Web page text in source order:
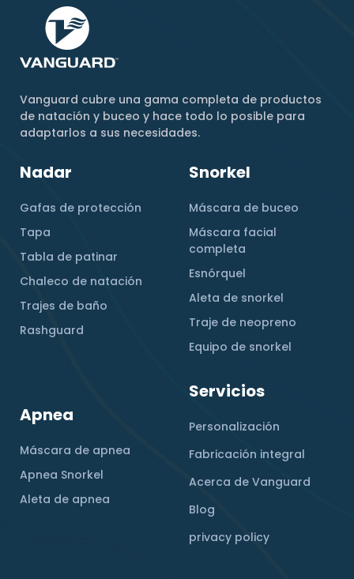
Vanguard cubre una gama completa de productos
de natación y buceo y hace todo lo posible para
adaptarlos a sus necesidades.
Nadar
Gafas de protección
Tapa
Tabla de patinar
Chaleco de natación
Trajes de baño
Rashguard
Snorkel
Máscara de buceo
Máscara facial
completa
Esnórquel
Aleta de snorkel
Traje de neopreno
Equipo de snorkel
Apnea
Máscara de apnea
Apnea Snorkel
Aleta de apnea
Servicios
Personalización
Fabricación integral
Acerca de Vanguard
Blog
privacy policy